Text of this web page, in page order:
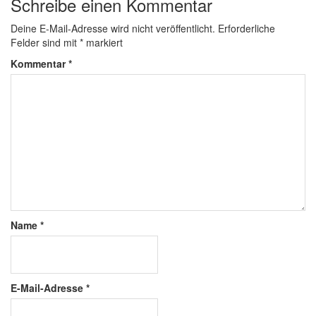
Deine E-Mail-Adresse wird nicht veröffentlicht. Erforderliche
Felder sind mit * markiert
Kommentar*
Name *
E-Mail-Adresse *